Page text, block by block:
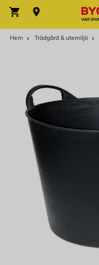
Varukorg
Hem Trädgård & utemiljö